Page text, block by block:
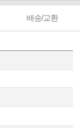
배송/교환